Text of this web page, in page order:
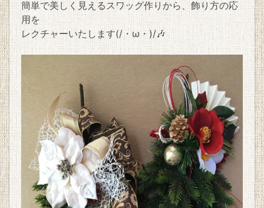
簡単で美しく見えるスワッグ作りから、飾り方の応
用を
レクチャーいたします(/・ω・)/🎶